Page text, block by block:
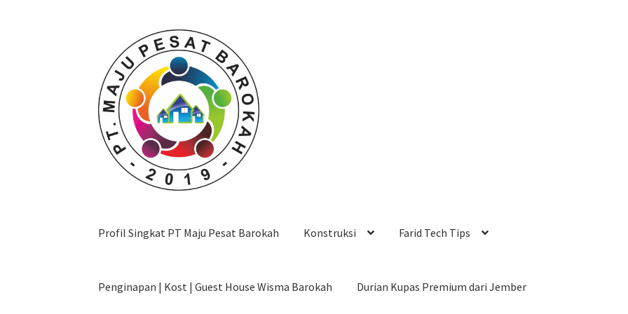
navigation
content
Profil Singkat PT Maju Pesat Barokah Konstruksi Farid Tech Tips
Penginapan | Kost | Guest House Wisma Barokah Durian Kupas Premium dari Jember